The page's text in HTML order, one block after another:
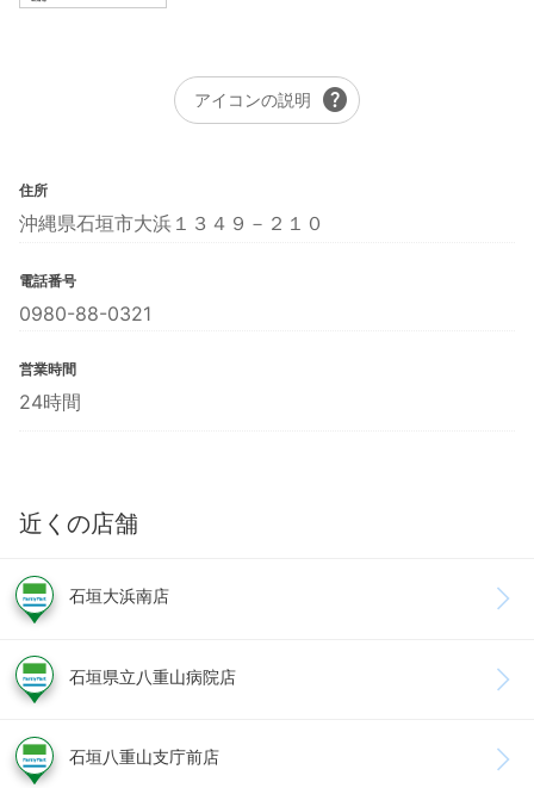
アイコンの説明 help
住所
沖縄県石垣市大浜１３４９－２１０
電話番号
0980-88-0321
営業時間
24時間
近くの店舗
石垣大浜南店
石垣県立八重山病院店
石垣八重山支庁前店